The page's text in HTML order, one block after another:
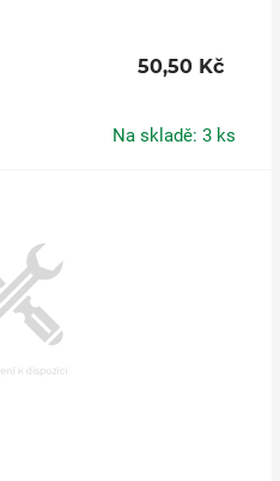
50,50 Kč
Na skladě: 3 ks